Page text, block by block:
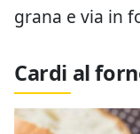
grana e via in
Cardi al